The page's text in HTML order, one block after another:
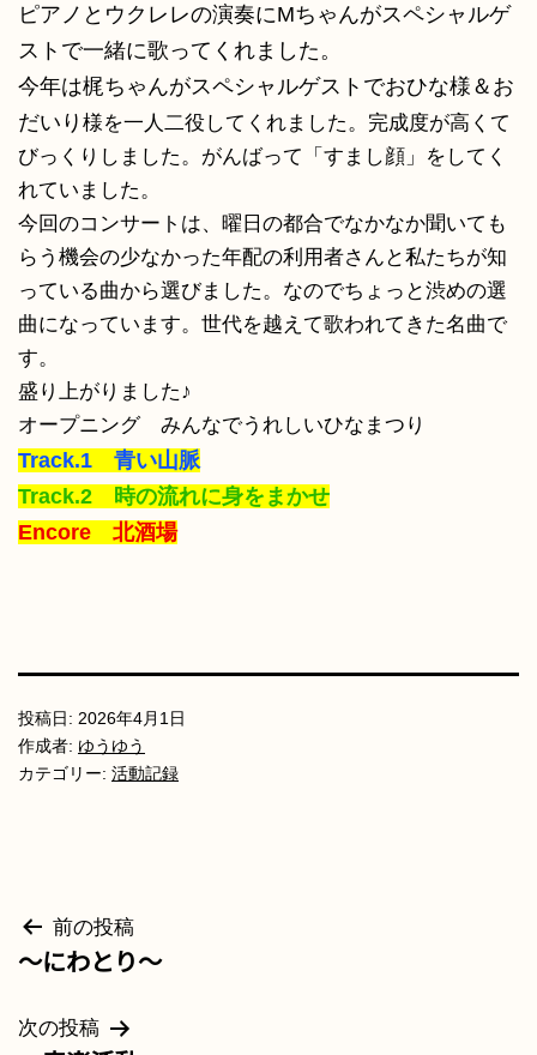
ピアノとウクレレの演奏にMちゃんがスペシャルゲ
ストで一緒に歌ってくれました。
今年は梶ちゃんがスペシャルゲストでおひな様＆お
だいり 様を一人二役してくれました。完成度が高くて
びっくりしました。がんばって「すまし顔」をしてく
れていました。
今回のコンサートは、曜日の都合でなかなか聞いても
らう機会の少なかった年配の利用者さんと私たちが知
っている曲から選びました。なのでちょっと渋めの選
曲になっています。世代を越えて歌われてきた名曲で
す。
盛り上がりました♪
オープニング みんなでうれしいひなまつり
Track.1 青い山脈
Track.2 時の流れに身をまかせ
Encore 北酒場
投稿日: 2026年4月1日
作成者: ゆうゆう
カテゴリー: 活動記録
投
稿
ナ
前の投稿
～にわとり～
次の投稿